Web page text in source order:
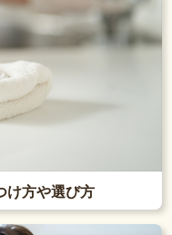
け方や選び方